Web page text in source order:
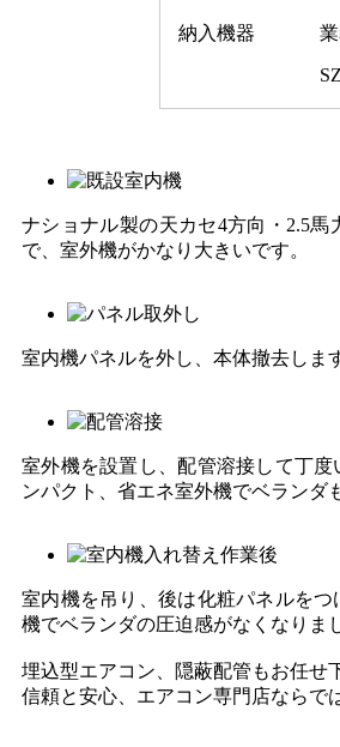
納入機器
ナショナル製の天カセ4方向・2.5
で、室外機がかなり大きいです。
室内機パネルを外し、本体撤去しま
室外機を設置し、配管溶接して丁
ンパクト、省エネ室外機でベランダ
室内機を吊り、後は化粧パネルを
機でベランダの圧迫感がなくなりま
埋込型エアコン、隠蔽配管もお任せ
信頼と安心、エアコン専門店ならで